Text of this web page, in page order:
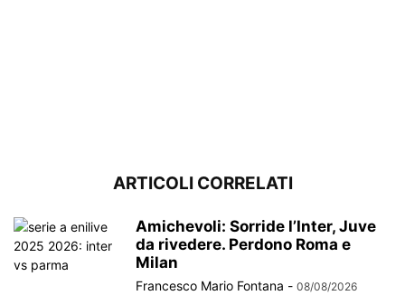
ARTICOLI CORRELATI
Amichevoli: Sorride l’Inter, Juve
da rivedere. Perdono Roma e
Milan
Francesco Mario Fontana - 08/08/2026